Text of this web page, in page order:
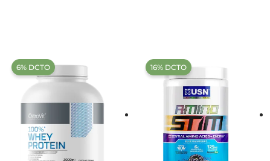
‍6% DCTO‍‍ ‍16% DCTO‍‍